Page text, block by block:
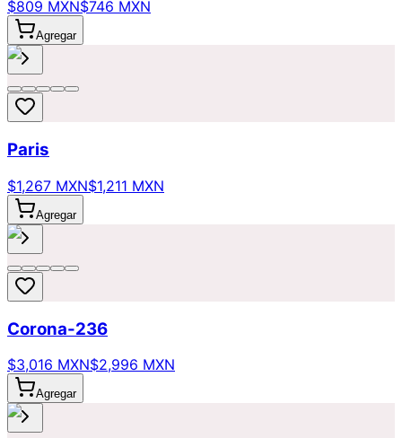
$809 MXN$746 MXN
Agregar
Paris
$1,267 MXN$1,211 MXN
Agregar
Corona-236
$3,016 MXN$2,996 MXN
Agregar